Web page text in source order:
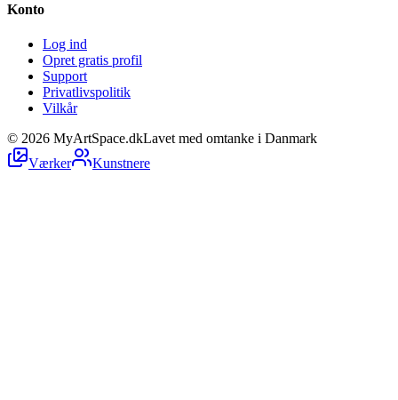
Konto
Log ind
Opret gratis profil
Support
Privatlivspolitik
Vilkår
© 2026 MyArtSpace.dkLavet med omtanke i Danmark
Værker
Kunstnere